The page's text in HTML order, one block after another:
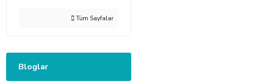
Tüm Sayfalar
Bloglar